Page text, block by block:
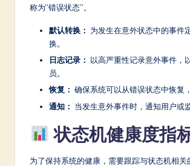
称为“错误状态”。
默认转换： 为发生在意外状态中的事件
换。
日志记录： 以高严重性记录意外事件，
员。
恢复： 确保系统可以从错误状态中恢复
通知： 当发生意外事件时，通知用户或
状态机健康度指
为了保持系统的健康，需要跟踪与状态机相关